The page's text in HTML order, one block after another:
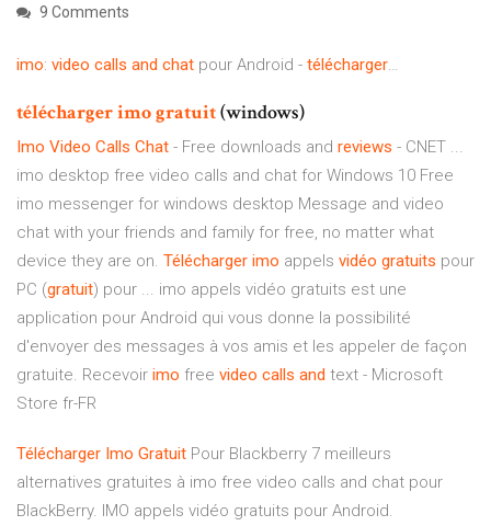
9 Comments
imo: video calls and chat pour Android - télécharger…
téléchargerimogratuit(windows)
Imo Video Calls Chat - Free downloads and reviews - CNET ...
imo desktop free video calls and chat for Windows 10 Free
imo messenger for windows desktop Message and video
chat with your friends and family for free, no matter what
device they are on. Télécharger imo appels vidéo gratuits pour
PC (gratuit) pour ... imo appels vidéo gratuits est une
application pour Android qui vous donne la possibilité
d'envoyer des messages à vos amis et les appeler de façon
gratuite. Recevoir imo free video calls and text - Microsoft
Store fr-FR
Télécharger Imo Gratuit Pour Blackberry 7 meilleurs
alternatives gratuites à imo free video calls and chat pour
BlackBerry. IMO appels vidéo gratuits pour Android.